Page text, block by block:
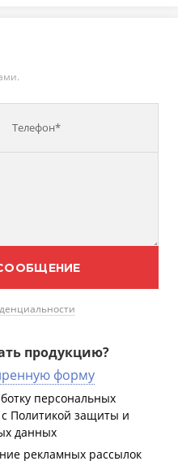
Телефон*
продукцию?
форму
персональных
Политикой защиты и
данных
рекламных рассылок